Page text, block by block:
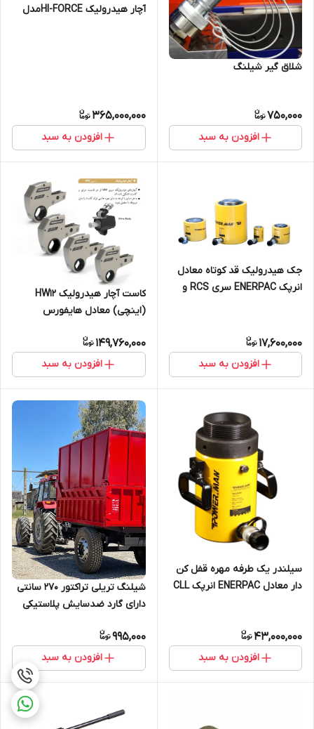
شلاق گیر شیلنگ
750,000
افزودن به سبد
آچار هیدرولیک HI-FORCEمدل
365,000,000
افزودن به سبد
جک هیدرولیک قد کوتاه معادل
انرپک ENERPAC سری RCS و
17,600,000
افزودن به سبد
کاست آچار هیدرولیک HW12
(اینچی) معادل هایفورس
149,760,000
افزودن به سبد
سیلندر یک طرفه مهره قفل کن
دار معادل ENERPAC انرپک CLL
43,000,000
افزودن به سبد
شیلنگ تریلی تراکتور 270 سانتی
دارای گارد ضدسایش پلاستیکی
995,000
افزودن به سبد